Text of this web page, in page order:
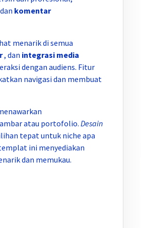
komentar
menarik di semua
, dan integrasi media
dengan audiens. Fitur
navigasi dan membuat
atau portofolio. Desain
tepat untuk niche apa
ini menyediakan
dan memukau.